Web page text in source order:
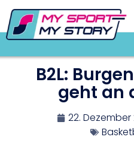
B2L:
geht an
22. Dezember